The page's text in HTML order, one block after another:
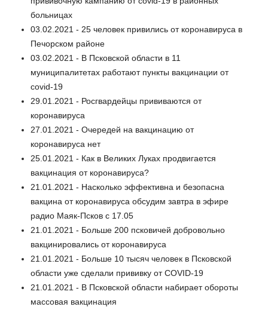
больницах
03.02.2021 - 25 человек привились от коронавируса в
Печорском районе
03.02.2021 - В Псковской области в 11
муниципалитетах работают пункты вакцинации от
covid-19
29.01.2021 - Росгвардейцы прививаются от
коронавируса
27.01.2021 - Очередей на вакцинацию от
коронавируса нет
25.01.2021 - Как в Великих Луках продвигается
вакцинация от коронавируса?
21.01.2021 - Насколько эффективна и безопасна
вакцина от коронавируса обсудим завтра в эфире
радио Маяк-Псков с 17.05
21.01.2021 - Больше 200 псковичей добровольно
вакцинировались от коронавируса
21.01.2021 - Больше 10 тысяч человек в Псковской
области уже сделали прививку от COVID-19
21.01.2021 - В Псковской области набирает обороты
массовая вакцинация